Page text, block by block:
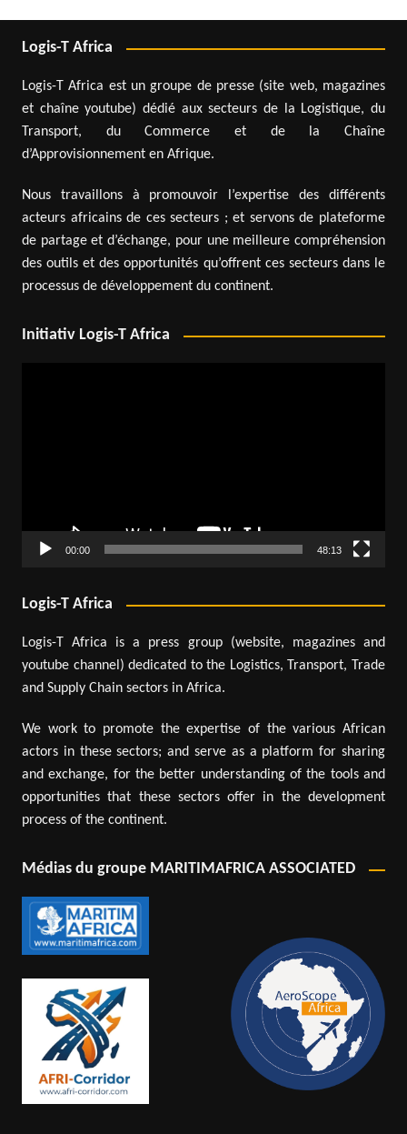
Logis-T Africa
Logis-T Africa est un groupe de presse (site web, magazines
et chaîne youtube) dédié aux secteurs de la Logistique, du
Transport, du Commerce et de la Chaîne
d’Approvisionnement en Afrique.
Nous travaillons à promouvoir l’expertise des différents
acteurs africains de ces secteurs ; et servons de plateforme
de partage et d’échange, pour une meilleure compréhension
des outils et des opportunités qu’offrent ces secteurs dans le
processus de développement du continent.
Initiativ Logis-T Africa
00:00 48:13
Logis-T Africa
Logis-T Africa is a press group (website, magazines and
youtube channel) dedicated to the Logistics, Transport, Trade
and Supply Chain sectors in Africa.
We work to promote the expertise of the various African
actors in these sectors; and serve as a platform for sharing
and exchange, for the better understanding of the tools and
opportunities that these sectors offer in the development
process of the continent.
Médias du groupe MARITIMAFRICA ASSOCIATED